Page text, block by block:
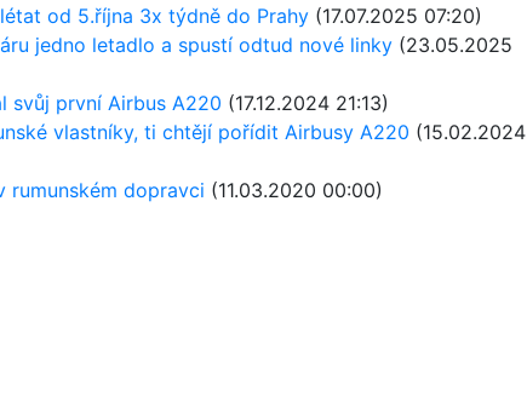
od 5.října 3x týdně do Prahy (17.07.2025 07:20)
jedno letadlo a spustí odtud nové linky (23.05.2025
svůj první Airbus A220 (17.12.2024 21:13)
vlastníky, ti chtějí pořídit Airbusy A220 (15.02.2024
rumunském dopravci (11.03.2020 00:00)